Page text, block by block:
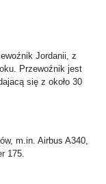
Jordanii, z
Przewoźnik jest
się z około 30
m.in. Airbus A340,
175.